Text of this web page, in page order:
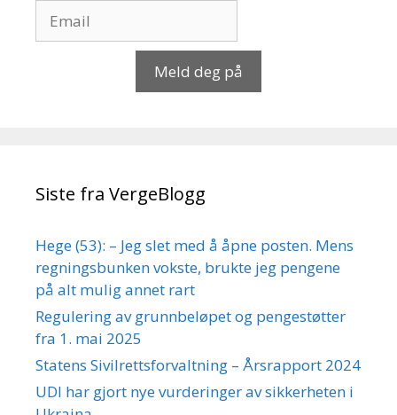
Meld deg på
Siste fra VergeBlogg
Hege (53): – Jeg slet med å åpne posten. Mens
regningsbunken vokste, brukte jeg pengene
på alt mulig annet rart
Regulering av grunnbeløpet og pengestøtter
fra 1. mai 2025
Statens Sivilrettsforvaltning – Årsrapport 2024
UDI har gjort nye vurderinger av sikkerheten i